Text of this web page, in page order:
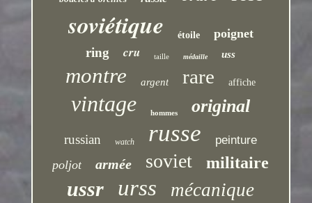
soviétique étoile poignet
ring cru taille médaille uss
montre argent rare affiche
vintage hommes original
russian watch russe peinture
poljot armée soviet militaire
ussr urss mécanique